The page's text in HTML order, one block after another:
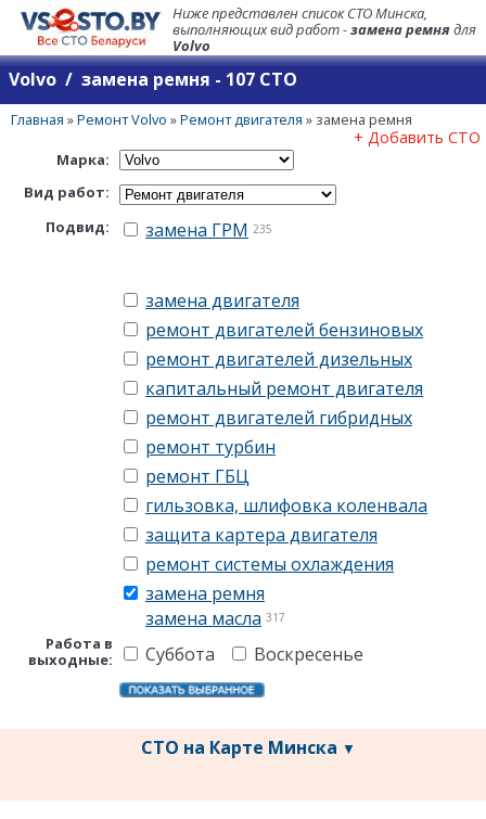
Ниже представлен список СТО Минска,
выполняющих вид работ -замена ремнядля
Volvo
Volvo / замена ремня - 107 СТО
Главная »Ремонт Volvo »Ремонт двигателя » замена ремня
+ Добавить СТО
Марка:
Вид работ:
Подвид:
замена ГРМ 235
замена двигателя
ремонт двигателей бензиновых
ремонт двигателей дизельных
капитальный ремонт двигателя
ремонт двигателей гибридных
ремонт турбин
ремонт ГБЦ
гильзовка, шлифовка коленвала
защита картера двигателя
ремонт системы охлаждения
замена ремня
замена масла 317
Работа в
выходные:
Суббота Воскресенье
СТО на Карте Минска ▼